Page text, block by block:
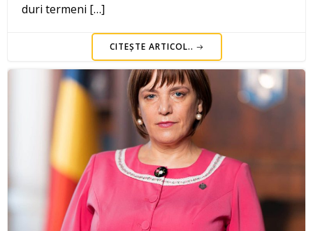
duri termeni […]
CITEȘTE ARTICOL..